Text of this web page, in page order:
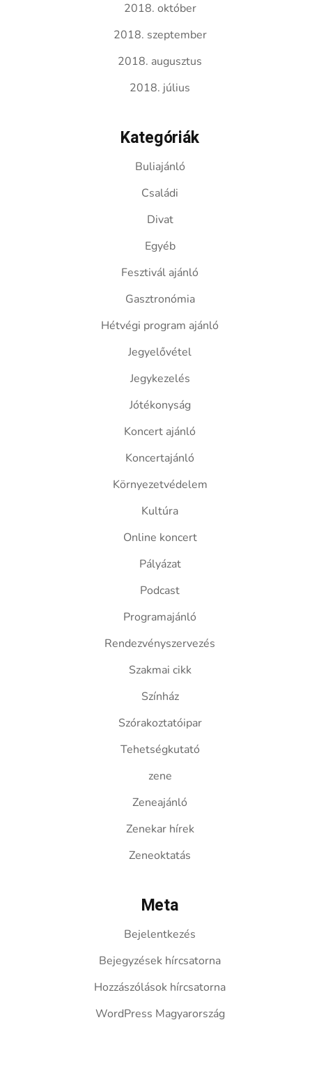
2018. október
2018. szeptember
2018. augusztus
2018. július
Kategóriák
Buliajánló
Családi
Divat
Egyéb
Fesztivál ajánló
Gasztronómia
Hétvégi program ajánló
Jegyelővétel
Jegykezelés
Jótékonyság
Koncert ajánló
Koncertajánló
Környezetvédelem
Kultúra
Online koncert
Pályázat
Podcast
Programajánló
Rendezvényszervezés
Szakmai cikk
Színház
Szórakoztatóipar
Tehetségkutató
zene
Zeneajánló
Zenekar hírek
Zeneoktatás
Meta
Bejelentkezés
Bejegyzések hírcsatorna
Hozzászólások hírcsatorna
WordPress Magyarország